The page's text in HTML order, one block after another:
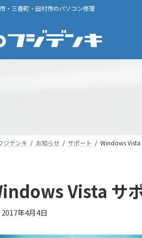
・三春町・田村市のパソコン修理
ジデンキ お知らせ サポート Windows Vista
Vista サ
2017年4月4日